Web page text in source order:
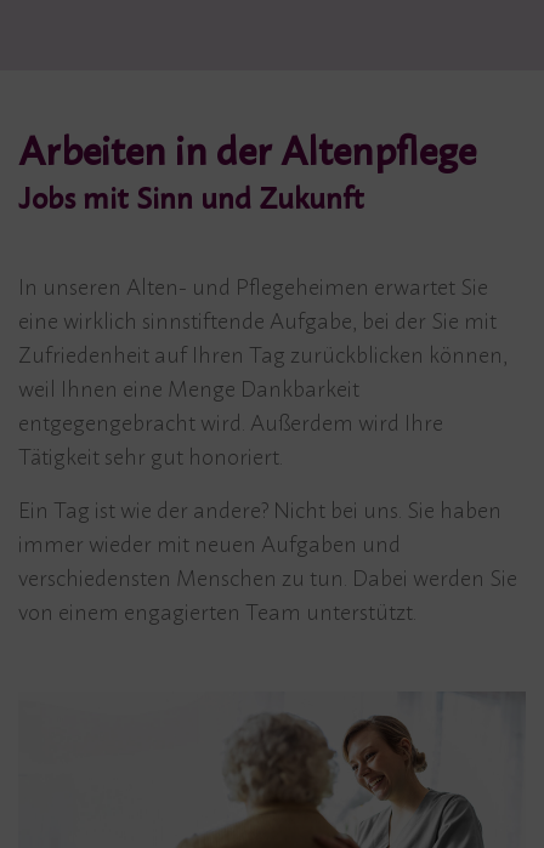
Arbeiten in der Altenpflege
Jobs mit Sinn und Zukunft
In unseren Alten- und Pflegeheimen erwartet Sie
eine wirklich sinnstiftende Aufgabe, bei der Sie mit
Zufriedenheit auf Ihren Tag zurückblicken können,
weil Ihnen eine Menge Dankbarkeit
entgegengebracht wird. Außerdem wird Ihre
Tätigkeit sehr gut honoriert.
Ein Tag ist wie der andere? Nicht bei uns. Sie haben
immer wieder mit neuen Aufgaben und
verschiedensten Menschen zu tun. Dabei werden Sie
von einem engagierten Team unterstützt.